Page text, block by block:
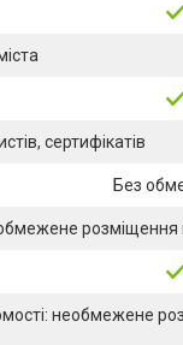
сертифікатів
Без
розміщення
необмежене